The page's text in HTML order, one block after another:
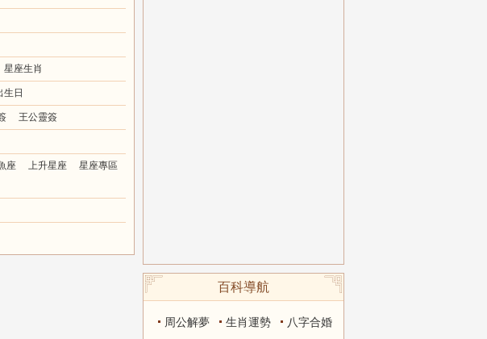
星座生肖
生日
王公靈簽
座 上升星座
星座專區
百科導航
周公解夢 生肖運勢
八字合婚